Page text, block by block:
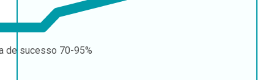
de sucesso 70-95%